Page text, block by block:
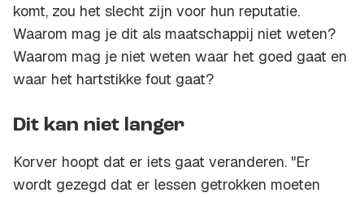
komt, zou het slecht zijn voor hun reputatie.
Waarom mag je dit als maatschappij niet weten?
Waarom mag je niet weten waar het goed gaat en
waar het hartstikke fout gaat?
Dit kan niet langer
Korver hoopt dat er iets gaat veranderen. "Er
wordt gezegd dat er lessen getrokken moeten